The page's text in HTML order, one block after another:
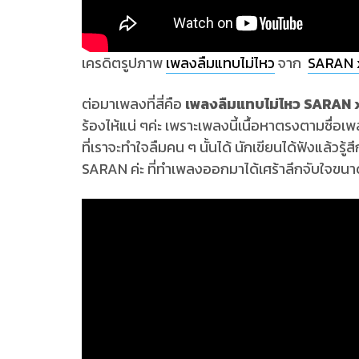
เครดิตรูปภาพเพลงลืมแทบไม่ไหวจาก
ต่อมาเพลงที่สี่คือ เพลงลืมแทบไม่ไหว
ร้องไห้แน่ ๆค่ะ เพราะเพลงนี้เนื้อหาตรงตามชื่อ
ที่เราจะทำใจลืมคน ๆ นั้นได้ นักเขียนได้ฟังแล้ว
SARAN ค่ะ ที่ทำเพลงออกมาได้เศร้าลึกจับใจขน